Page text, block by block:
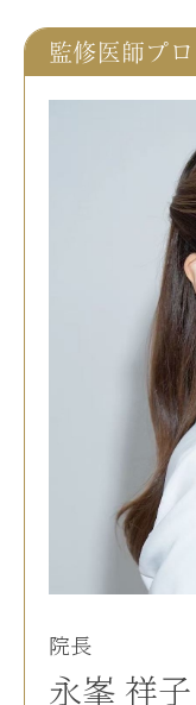
監修医師プ
院長
永峯 祥子